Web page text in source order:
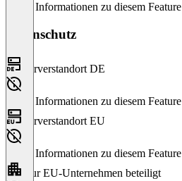
Keine Informationen zu diesem Feature
Datenschutz
Serverstandort DE
Keine Informationen zu diesem Feature
Serverstandort EU
Keine Informationen zu diesem Feature
Nur EU-Unternehmen beteiligt